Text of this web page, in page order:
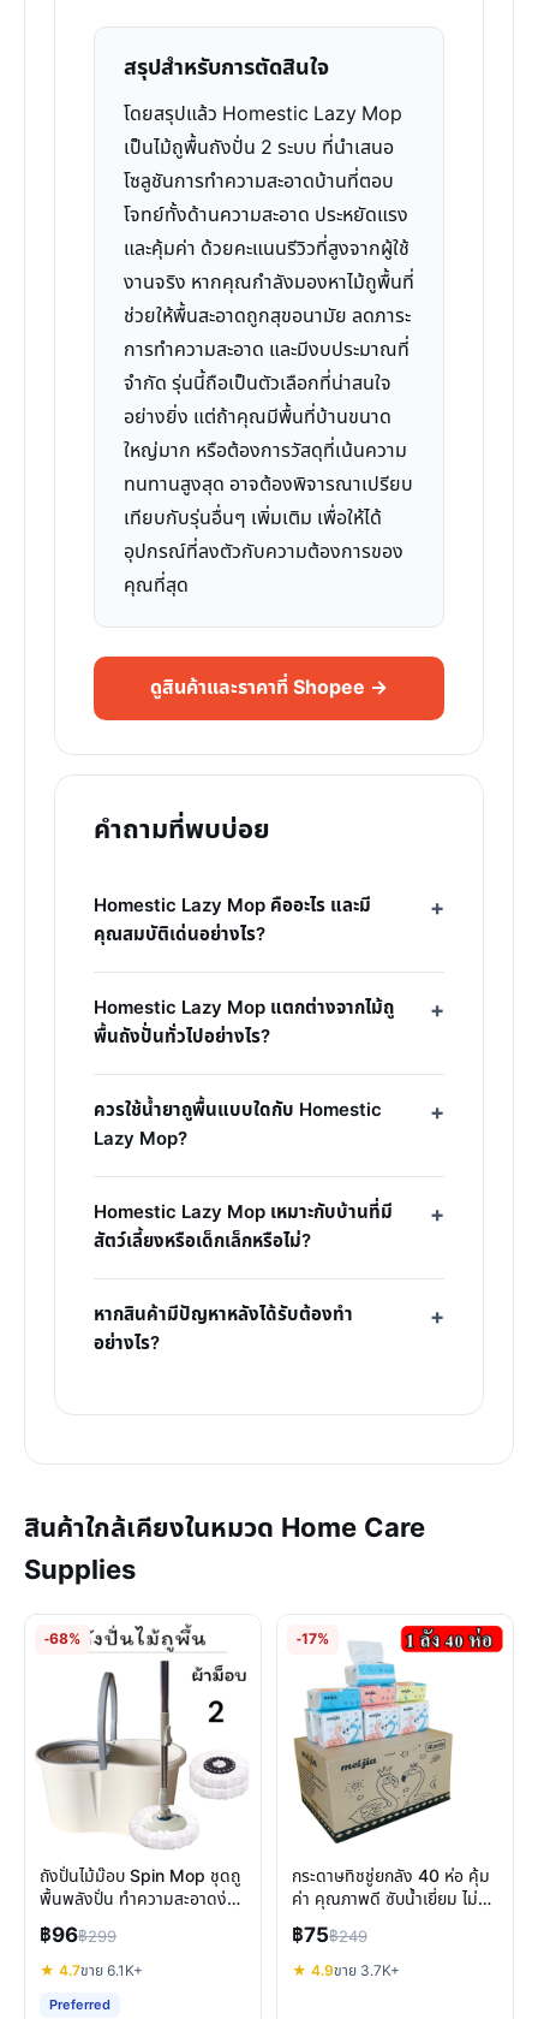
สรุปสำหรับการตัดสินใจ
โดยสรุปแล้ว Homestic Lazy Mop
เป็นไม้ถูพื้นถังปั่น 2 ระบบ ที่นำเสนอ
โซลูชันการทำความสะอาดบ้านที่ตอบ
โจทย์ทั้งด้านความสะอาด ประหยัดแรง
และคุ้มค่า ด้วยคะแนนรีวิวที่สูงจากผู้ใช้
งานจริง หากคุณกำลังมองหาไม้ถูพื้นที่
ช่วยให้พื้นสะอาดถูกสุขอนามัย ลดภาระ
การทำความสะอาด และมีงบประมาณที่
จำกัด รุ่นนี้ถือเป็นตัวเลือกที่น่าสนใจ
อย่างยิ่ง แต่ถ้าคุณมีพื้นที่บ้านขนาด
ใหญ่มาก หรือต้องการวัสดุที่เน้นความ
ทนทานสูงสุด อาจต้องพิจารณาเปรียบ
เทียบกับรุ่นอื่นๆ เพิ่มเติม เพื่อให้ได้
อุปกรณ์ที่ลงตัวกับความต้องการของ
คุณที่สุด
ดูสินค้าและราคาที่ Shopee →
คำถามที่พบบ่อย
Homestic Lazy Mop คืออะไร และมี
คุณสมบัติเด่นอย่างไร?
Homestic Lazy Mop แตกต่างจากไม้ถู
พื้นถังปั่นทั่วไปอย่างไร?
ควรใช้น้ำยาถูพื้นแบบใดกับ Homestic
Lazy Mop?
Homestic Lazy Mop เหมาะกับบ้านที่มี
สัตว์เลี้ยงหรือเด็กเล็กหรือไม่?
หากสินค้ามีปัญหาหลังได้รับต้องทำ
อย่างไร?
สินค้าใกล้เคียงในหมวด Home Care
Supplies
-68%
ถังปั่นไม้ม๊อบ Spin Mop ชุดถู
พื้นพลังปั่น ทำความสะอาดง่าย
เบาแรง ไม่ต้องบิดมือ
฿96฿299
★ 4.7ขาย 6.1K+
Preferred
-17%
กระดาษทิชชู่ยกลัง 40 ห่อ คุ้ม
ค่า คุณภาพดี ซับน้ำเยี่ยม ไม่
เป็นขุย
฿75฿249
★ 4.9ขาย 3.7K+